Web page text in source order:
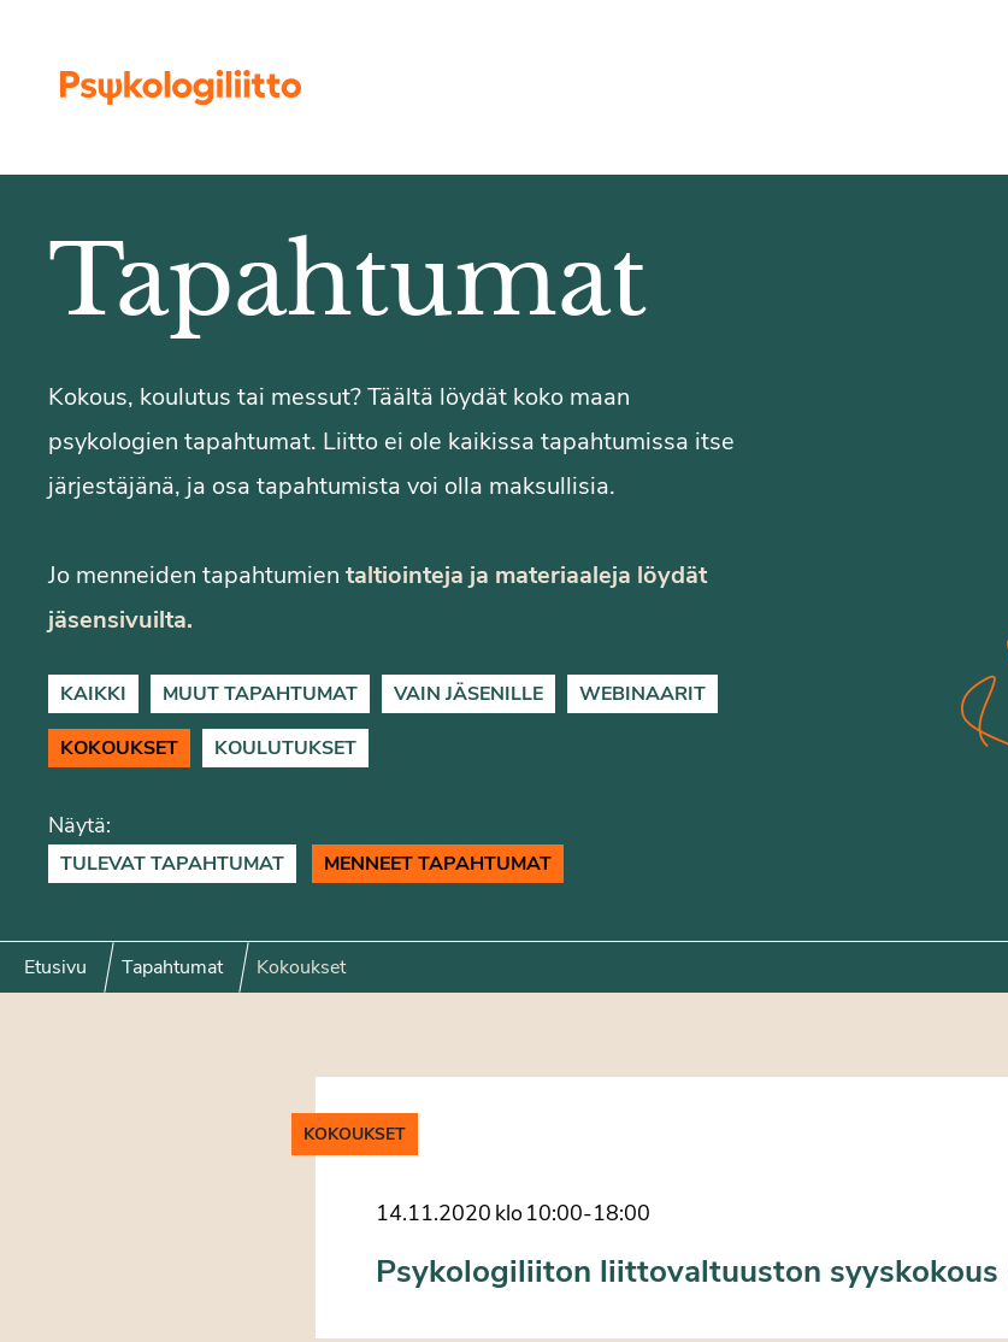
Tapahtumat
Kokous, koulutus tai messut? Täältä löydät koko maan
psykologien tapahtumat. Liitto ei ole kaikissa tapahtumissa itse
järjestäjänä, ja osa tapahtumista voi olla maksullisia.
Jo menneiden tapahtumien taltiointeja ja materiaaleja löydät
jäsensivuilta.
KAIKKI MUUT TAPAHTUMAT VAIN JÄSENILLE WEBINAARIT
KOKOUKSET KOULUTUKSET
Näytä:
TULEVAT TAPAHTUMAT MENNEET TAPAHTUMAT
Etusivu Tapahtumat Kokoukset
KOKOUKSET
14.11.2020 klo10:00-18:00
Psykologiliiton liittovaltuuston syyskokous